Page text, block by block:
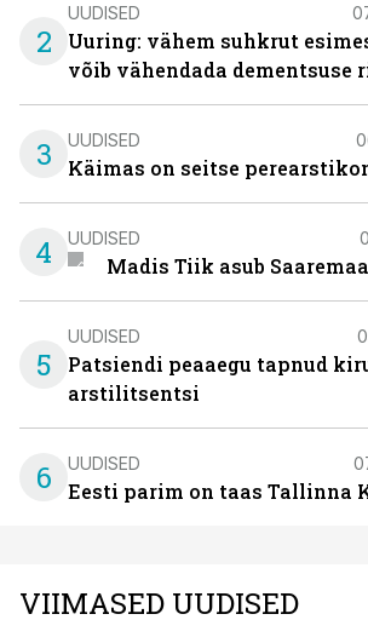
2
UUDISED
Uuring: vähem suhkrut
võib vähendada dementsuse
3 UUDISED
Käimas on seitse
4 UUDISED
Madis Tiik asub
5
UUDISED
Patsiendi peaaegu tapnud
arstilitsentsi
6 UUDISED
Eesti parim on taas Tallinna
VIIMASED UUDISED